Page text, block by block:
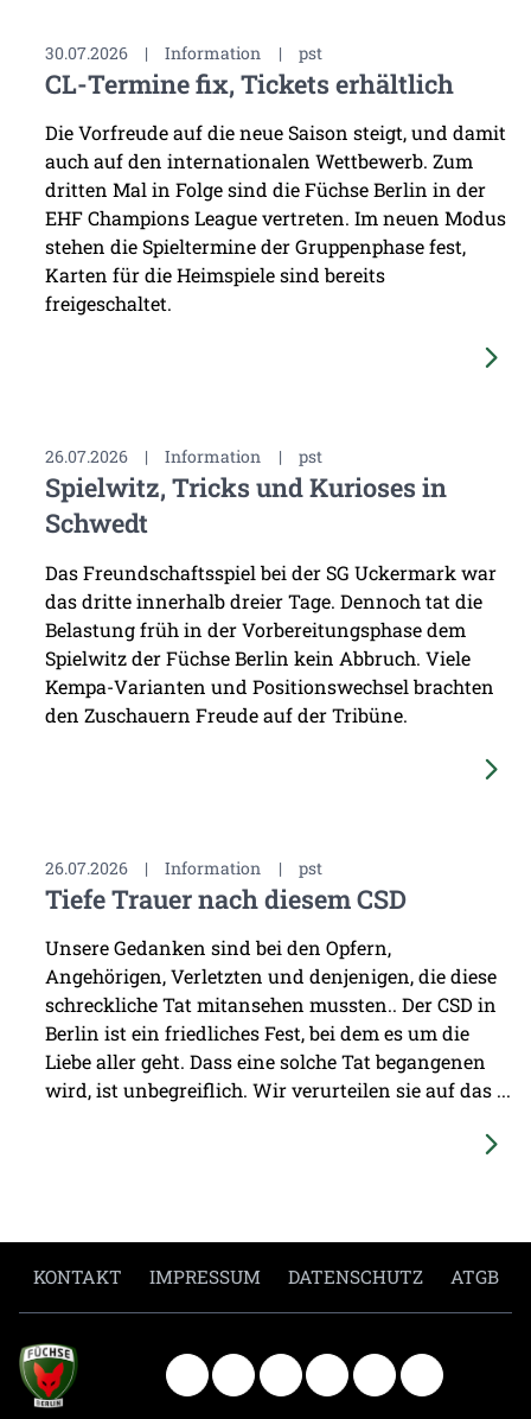
30.07.2026 | Information | pst
CL-Termine fix, Tickets erhältlich
Die Vorfreude auf die neue Saison steigt, und damit
auch auf den internationalen Wettbewerb. Zum
dritten Mal in Folge sind die Füchse Berlin in der
EHF Champions League vertreten. Im neuen Modus
stehen die Spieltermine der Gruppenphase fest,
Karten für die Heimspiele sind bereits
freigeschaltet.
26.07.2026 | Information | pst
Spielwitz, Tricks und Kurioses in
Schwedt
Das Freundschaftsspiel bei der SG Uckermark war
das dritte innerhalb dreier Tage. Dennoch tat die
Belastung früh in der Vorbereitungsphase dem
Spielwitz der Füchse Berlin kein Abbruch. Viele
Kempa-Varianten und Positionswechsel brachten
den Zuschauern Freude auf der Tribüne.
26.07.2026 | Information | pst
Tiefe Trauer nach diesem CSD
Unsere Gedanken sind bei den Opfern,
Angehörigen, Verletzten und denjenigen, die diese
schreckliche Tat mitansehen mussten.. Der CSD in
Berlin ist ein friedliches Fest, bei dem es um die
Liebe aller geht. Dass eine solche Tat begangenen
wird, ist unbegreiflich. Wir verurteilen sie auf das ...
KONTAKT IMPRESSUM DATENSCHUTZ ATGB